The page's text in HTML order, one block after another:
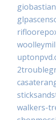
walkers-